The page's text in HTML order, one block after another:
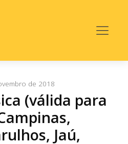
de 2018
(válida para
Jaú,